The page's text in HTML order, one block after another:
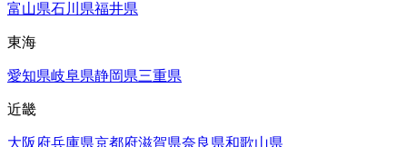
富山県石川県福井県
東海
愛知県岐阜県静岡県三重県
近畿
大阪府兵庫県京都府滋賀県奈良県和歌山県